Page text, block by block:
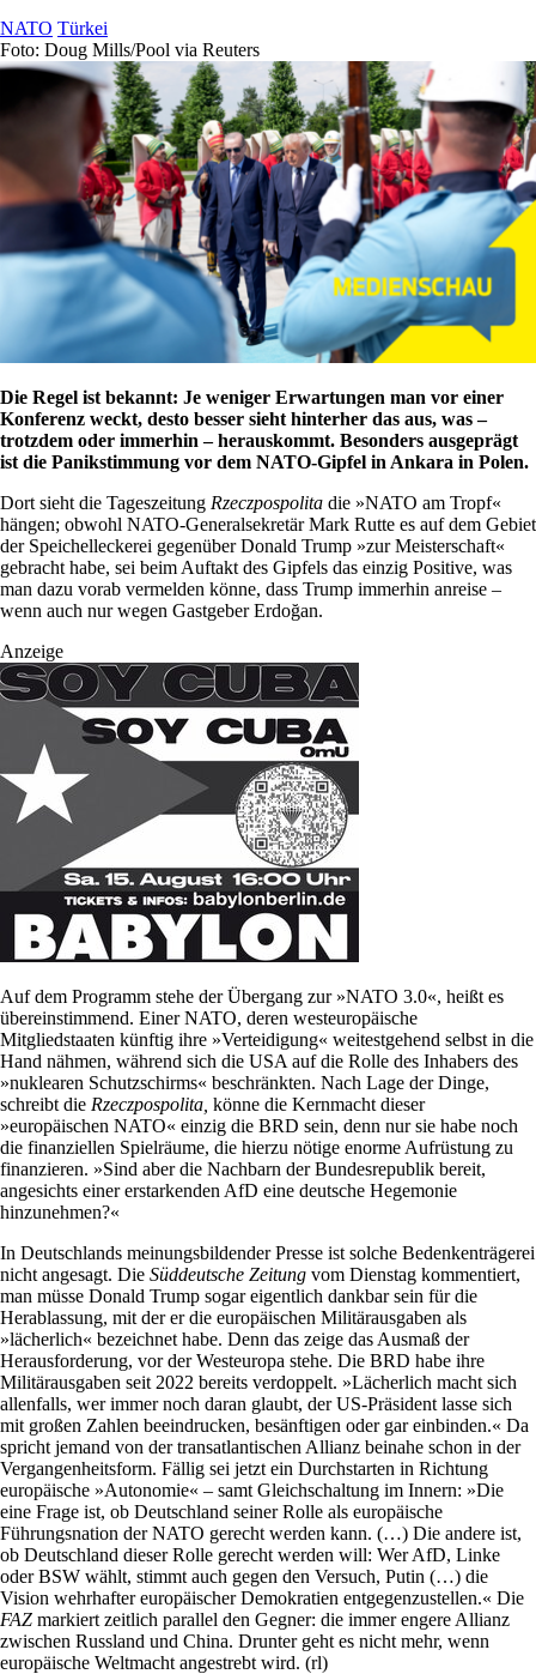
NATO Türkei
Foto: Doug Mills/Pool via Reuters
Die Regel ist bekannt: Je weniger Erwartungen man vor einer
Konferenz weckt, desto besser sieht hinterher das aus, was –
trotzdem oder immerhin – herauskommt. Besonders ausgeprägt
ist die Panikstimmung vor dem NATO-Gipfel in Ankara in Polen.
Dort sieht die Tageszeitung Rzeczpospolita die »NATO am Tropf«
hängen; obwohl NATO-Generalsekretär Mark Rutte es auf dem Gebiet
der Speichelleckerei gegenüber Donald Trump »zur Meisterschaft«
gebracht habe, sei beim Auftakt des Gipfels das einzig Positive, was
man dazu vorab vermelden könne, dass Trump immerhin anreise –
wenn auch nur wegen Gastgeber Erdoğan.
Anzeige
Auf dem Programm stehe der Übergang zur »NATO 3.0«, heißt es
übereinstimmend. Einer NATO, deren westeuropäische
Mitgliedstaaten künftig ihre »Verteidigung« weitestgehend selbst in die
Hand nähmen, während sich die USA auf die Rolle des Inhabers des
»nuklearen Schutzschirms« beschränkten. Nach Lage der Dinge,
schreibt die Rzeczpospolita, könne die Kernmacht dieser
»europäischen NATO« einzig die BRD sein, denn nur sie habe noch
die finanziellen Spielräume, die hierzu nötige enorme Aufrüstung zu
finanzieren. »Sind aber die Nachbarn der Bundesrepublik bereit,
angesichts einer erstarkenden AfD eine deutsche Hegemonie
hinzunehmen?«
In Deutschlands meinungsbildender Presse ist solche Bedenkenträgerei
nicht angesagt. Die Süddeutsche Zeitung vom Dienstag kommentiert,
man müsse Donald Trump sogar eigentlich dankbar sein für die
Herablassung, mit der er die europäischen Militärausgaben als
»lächerlich« bezeichnet habe. Denn das zeige das Ausmaß der
Herausforderung, vor der Westeuropa stehe. Die BRD habe ihre
Militärausgaben seit 2022 bereits verdoppelt. »Lächerlich macht sich
allenfalls, wer immer noch daran glaubt, der US-Präsident lasse sich
mit großen Zahlen beeindrucken, besänftigen oder gar einbinden.« Da
spricht jemand von der transatlantischen Allianz beinahe schon in der
Vergangenheitsform. Fällig sei jetzt ein Durchstarten in Richtung
europäische »Autonomie« – samt Gleichschaltung im Innern: »Die
eine Frage ist, ob Deutschland seiner Rolle als europäische
Führungsnation der NATO gerecht werden kann. (…) Die andere ist,
ob Deutschland dieser Rolle gerecht werden will: Wer AfD, Linke
oder BSW wählt, stimmt auch gegen den Versuch, Putin (…) die
Vision wehrhafter europäischer Demokratien entgegenzustellen.« Die
FAZ markiert zeitlich parallel den Gegner: die immer engere Allianz
zwischen Russland und China. Drunter geht es nicht mehr, wenn
europäische Weltmacht angestrebt wird. (rl)